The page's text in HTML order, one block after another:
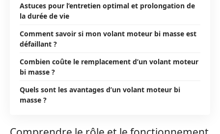
Astuces pour l’entretien optimal et prolongation de
la durée de vie
Comment savoir si mon volant moteur bi masse est
défaillant ?
Combien coûte le remplacement d’un volant moteur
bi masse ?
Quels sont les avantages d’un volant moteur bi
masse ?